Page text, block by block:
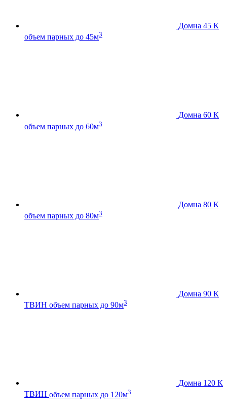
Домна 45 К
объем парных до 45м3
Домна 60 К
объем парных до 60м3
Домна 80 К
объем парных до 80м3
Домна 90 К
ТВИН объем парных до 90м3
Домна 120 К
ТВИН объем парных до 120м3